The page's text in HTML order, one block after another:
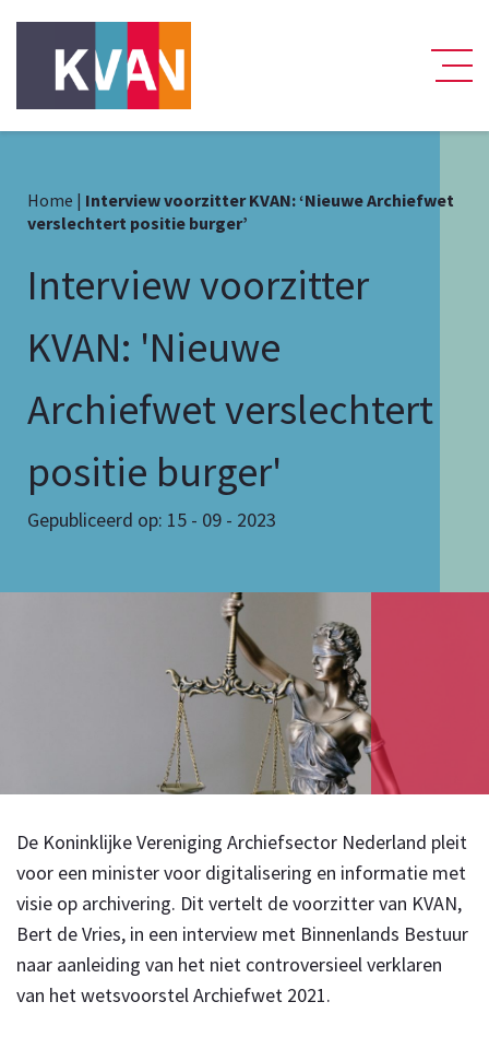
Home | Interview voorzitter KVAN: ‘Nieuwe Archiefwet
verslechtert positie burger’
Interview voorzitter
KVAN: 'Nieuwe
Archiefwet verslechtert
positie burger'
Gepubliceerd op: 15 - 09 - 2023
De Koninklijke Vereniging Archiefsector Nederland pleit
voor een minister voor digitalisering en informatie met
visie op archivering. Dit vertelt de voorzitter van KVAN,
Bert de Vries, in een interview met Binnenlands Bestuur
naar aanleiding van het niet controversieel verklaren
van het wetsvoorstel Archiefwet 2021.